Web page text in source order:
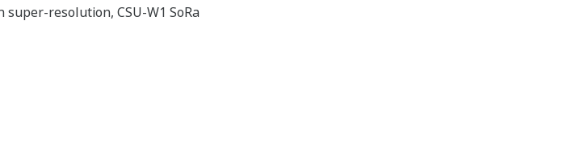
resolution, CSU-W1 SoRa